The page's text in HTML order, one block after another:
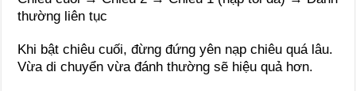
thường liên tục
Khi bật chiêu cuối, đừng đứng yên nạp chiêu quá lâu.
Vừa di chuyển vừa đánh thường sẽ hiệu quả hơn.